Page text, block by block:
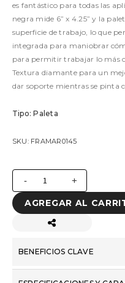
es fantástico para todas las
negra mide 6” x 4.25” y la
superficie de trabajo, lo que
integrada para maniobrar
para permitir trabajar lo más
Textura diamante para un
dar soporte mientras se pinta
Tipo: Paleta
SKU: FRAMAR0145
- +
AGREGAR AL
BENEFICIOS CLAVE